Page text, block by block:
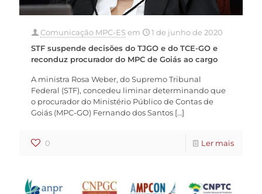
Comunicação MPC-ESem
1 de junho de 2020
STF suspende decisões do TJGO e do TCE-GO e
reconduz procurador do MPC de Goiás ao cargo
A ministra Rosa Weber, do Supremo Tribunal
Federal (STF), concedeu liminar determinando que
o procurador do Ministério Público de Contas de
Goiás (MPC-GO) Fernando dos Santos […]
0 Ler mais